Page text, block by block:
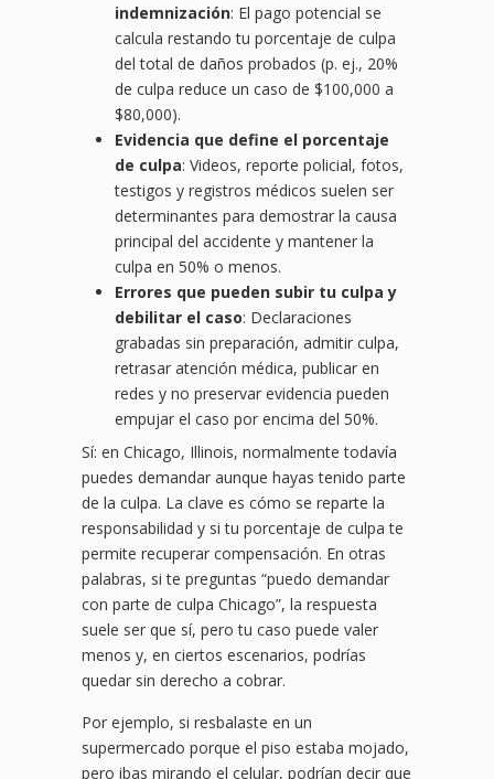
indemnización: El pago potencial se
calcula restando tu porcentaje de culpa
del total de daños probados (p. ej., 20%
de culpa reduce un caso de $100,000 a
$80,000).
Evidencia que define el porcentaje
de culpa: Videos, reporte policial, fotos,
testigos y registros médicos suelen ser
determinantes para demostrar la causa
principal del accidente y mantener la
culpa en 50% o menos.
Errores que pueden subir tu culpa y
debilitar el caso: Declaraciones
grabadas sin preparación, admitir culpa,
retrasar atención médica, publicar en
redes y no preservar evidencia pueden
empujar el caso por encima del 50%.
Sí: en Chicago, Illinois, normalmente todavía
puedes demandar aunque hayas tenido parte
de la culpa. La clave es cómo se reparte la
responsabilidad y si tu porcentaje de culpa te
permite recuperar compensación. En otras
palabras, si te preguntas “puedo demandar
con parte de culpa Chicago”, la respuesta
suele ser que sí, pero tu caso puede valer
menos y, en ciertos escenarios, podrías
quedar sin derecho a cobrar.
Por ejemplo, si resbalaste en un
supermercado porque el piso estaba mojado,
pero ibas mirando el celular, podrían decir que